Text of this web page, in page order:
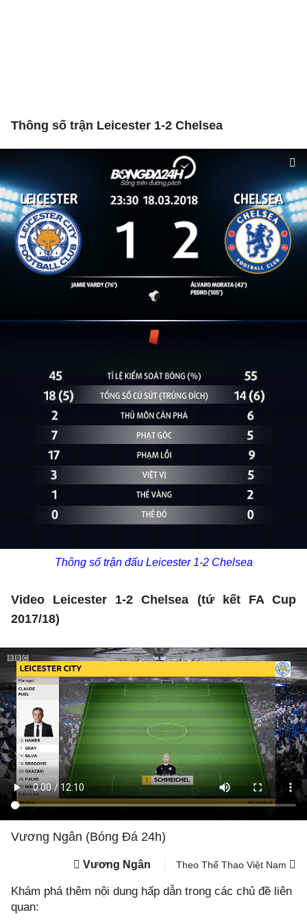
Thông số trận Leicester 1-2 Chelsea
Thông số trận đấu Leicester 1-2 Chelsea
Video Leicester 1-2 Chelsea (tứ kết FA Cup
2017/18)
Vương Ngân (Bóng Đá 24h)
Vương Ngân Theo Thể Thao Việt Nam
Khám phá thêm nội dung hấp dẫn trong các chủ đề liên
quan: